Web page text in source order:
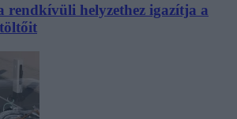
rendkívüli helyzethez igazítja a